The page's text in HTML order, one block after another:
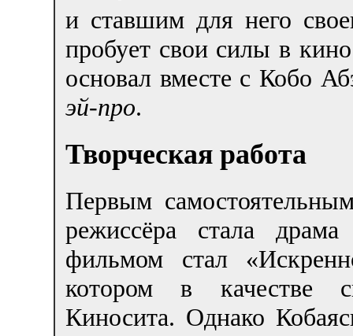
и ставшим для него
пробует свои силы в
основал вместе с Кобо
эй-про.
Творческая работа
Первым
режиссёра стала
фильмом стал
котором в качестве
Киносита. Однако